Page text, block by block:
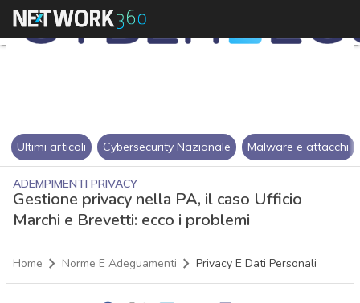
Ultimi articoli Cybersecurity Nazionale Malware e attacchi
ADEMPIMENTI PRIVACY
Gestione privacy nella PA, il caso Ufficio
Marchi e Brevetti: ecco i problemi
Home Norme E Adeguamenti Privacy E Dati Personali